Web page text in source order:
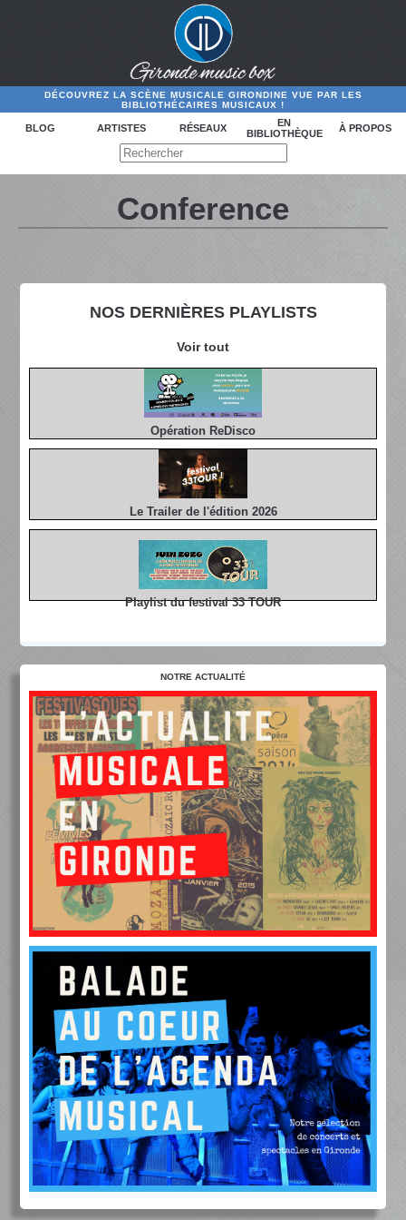
DÉCOUVREZ LA SCÈNE MUSICALE GIRONDINE VUE PAR LES
BIBLIOTHÉCAIRES MUSICAUX !
BLOG ARTISTES RÉSEAUX
EN
BIBLIOTHÈQUE
À PROPOS
NOS DERNIÈRES PLAYLISTS
Voir tout
Opération ReDisco
Le Trailer de l'édition 2026
Playlist du festival 33 TOUR
Conference
NOTRE ACTUALITÉ